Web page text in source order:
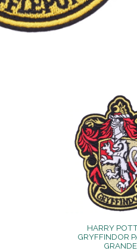
HARRY
GRYFFINDOR
GRANDE